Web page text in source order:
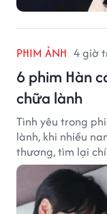
PHIM ẢNH 4 giờ
6 phim Hàn
chữa lành
Tình yêu trong
lành, khi nhiều
thương, tìm lại